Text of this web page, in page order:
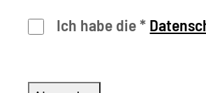
Ich habe die*